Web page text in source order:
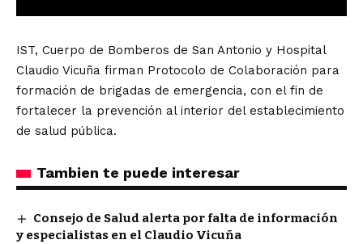
IST, Cuerpo de Bomberos de San Antonio y Hospital
Claudio Vicuña firman Protocolo de Colaboración para
formación de brigadas de emergencia, con el fin de
fortalecer la prevención al interior del establecimiento
de salud pública.
Tambien te puede interesar
Consejo de Salud alerta por falta de información
y especialistas en el Claudio Vicuña